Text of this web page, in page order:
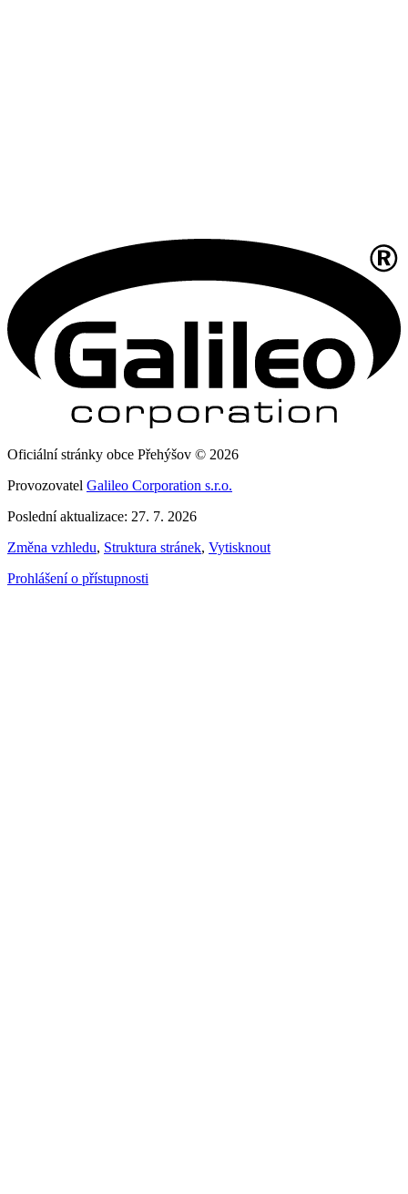
Oficiální stránky obce Přehýšov © 2026
Provozovatel Galileo Corporation s.r.o.
Poslední aktualizace: 27. 7. 2026
Změna vzhledu, Struktura stránek, Vytisknout
Prohlášení o přístupnosti